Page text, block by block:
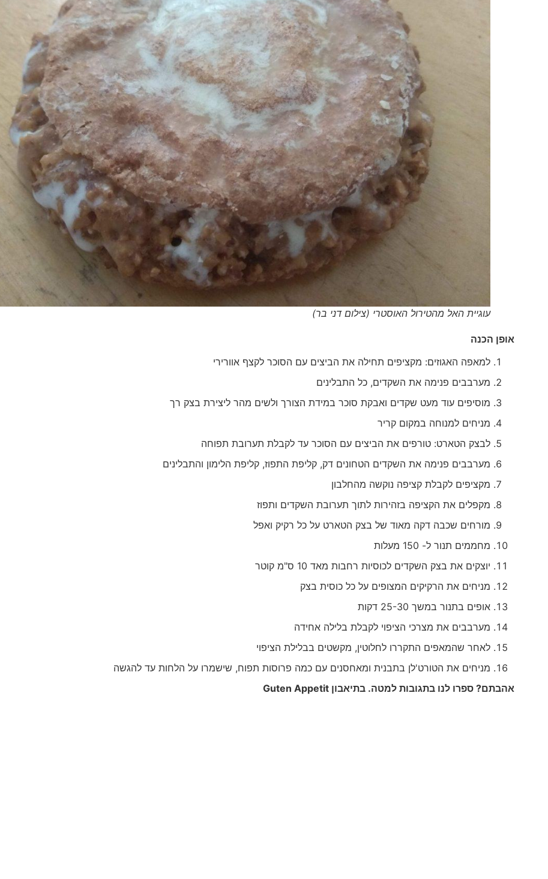
עוגיית האל מהטירול האוסטרי (צילום דני בר)
אופן הכנה
למאפה האגוזים: מקציפים תחילה את הביצים עם הסוכר לקצף אוורירי
מערבבים פנימה את השקדים, כל התבלינים
מוסיפים עוד מעט שקדים ואבקת סוכר במידת הצורך ולשים מהר ליצירת בצק רך
מניחים למנוחה במקום קריר
לבצק הטארט: טורפים את הביצים עם הסוכר עד לקבלת תערובת תפוחה
מערבבים פנימה את השקדים הטחונים דק, קליפת התפוז, קליפת הלימון והתבלינים
מקציפים לקבלת קציפה נוקשה מהחלבון
מקפלים את הקציפה בזהירות לתוך תערובת השקדים ותפוז
מורחים שכבה דקה מאוד של בצק הטארט על כל רקיק ואפל
מחממים תנור ל- 150 מעלות
יוצקים את בצק השקדים לכוסיות רחבות מאד 10 ס"מ קוטר
מניחים את הרקיקים המצופים על כל כוסית בצק
אופים בתנור במשך 25-30 דקות
מערבבים את מצרכי הציפוי לקבלת בלילה אחידה
לאחר שהמאפים התקררו לחלוטין, מקשטים בבלילת הציפוי
מניחים את הטורט'לן בתבנית ומאחסנים עם כמה פרוסות תפוח, שישמרו על הלחות עד להגשה
אהבתם? ספרו לנו בתגובות למטה. בתיאבוןGuten Appetit